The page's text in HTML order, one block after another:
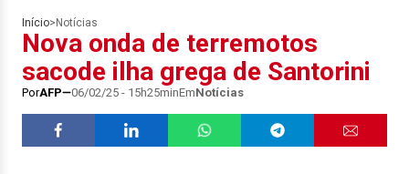
Início> Notícias
Nova onda de terremotos
sacode ilha grega de Santorini
PorAFP 06/02/25 - 15h25minEmNotícias